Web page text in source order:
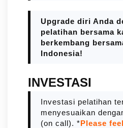
Upgrade diri Anda
pelatihan bersama
berkembang
Indonesia!
INVESTASI
Investasi pelatihan
menyesuaikan
(on call). *Please